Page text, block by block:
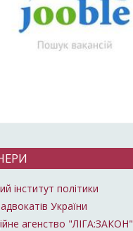
інститут політики
України
агенство "ЛІГА:ЗАКОН"